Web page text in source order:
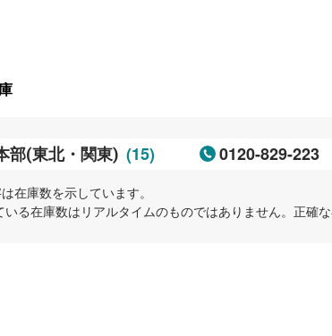
部(東北・関東) (15) 0120-829-223
在庫数を示しています。
る在庫数はリアルタイムのものではありません。正確